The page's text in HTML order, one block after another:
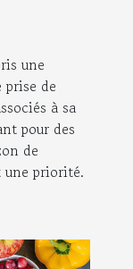
une
de
à sa
pour des
de
une priorité.